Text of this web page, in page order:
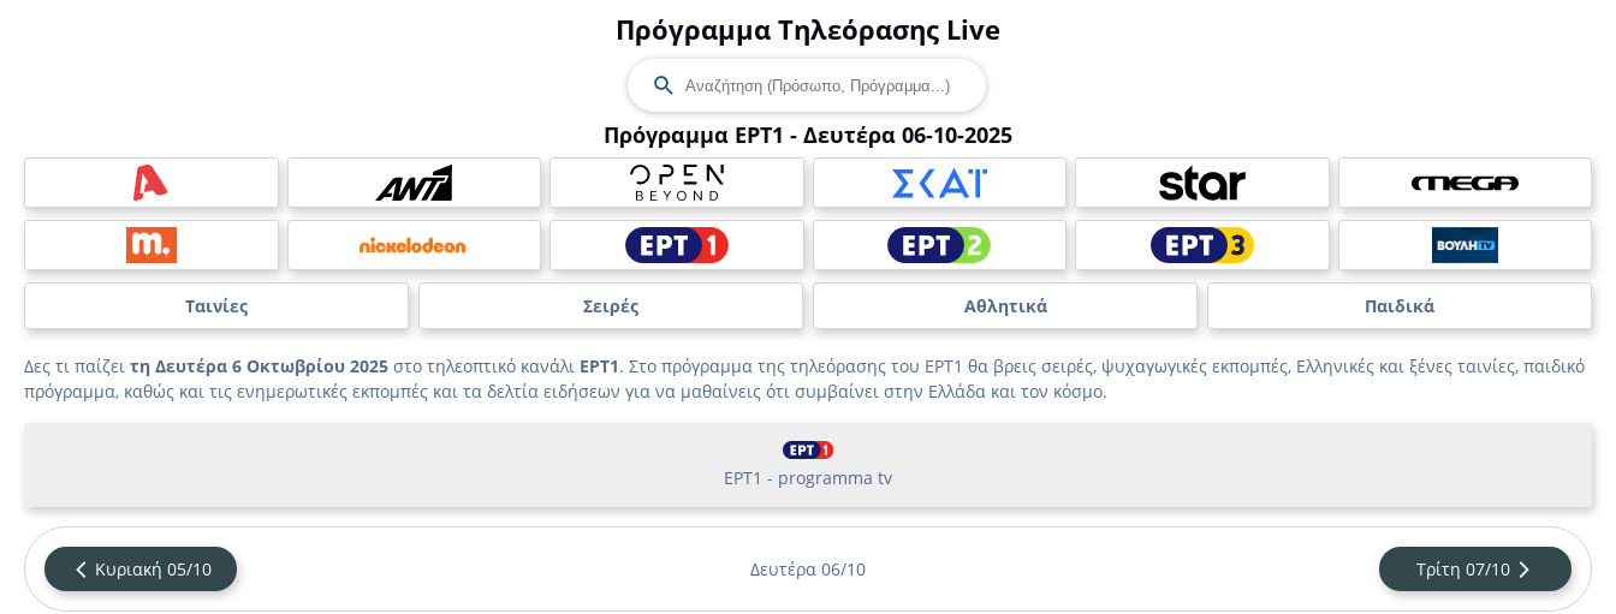
Πρόγραμμα Τηλεόρασης Live
Πρόγραμμα ΕΡΤ1 - Δευτέρα 06-10-2025
Ταινίες Σειρές Αθλητικά Παιδικά
Δες τι παίζει τη Δευτέρα 6 Οκτωβρίου 2025 στο τηλεοπτικό κανάλι ΕΡΤ1. Στο πρόγραμμα της τηλεόρασης του ΕΡΤ1 θα βρεις σειρές, ψυχαγωγικές εκπομπές, Ελληνικές και ξένες ταινίες, παιδικό
πρόγραμμα, καθώς και τις ενημερωτικές εκπομπές και τα δελτία ειδήσεων για να μαθαίνεις ότι συμβαίνει στην Ελλάδα και τον κόσμο.
ΕΡΤ1 - programma tv
Κυριακή 05/10 Δευτέρα 06/10 Τρίτη 07/10